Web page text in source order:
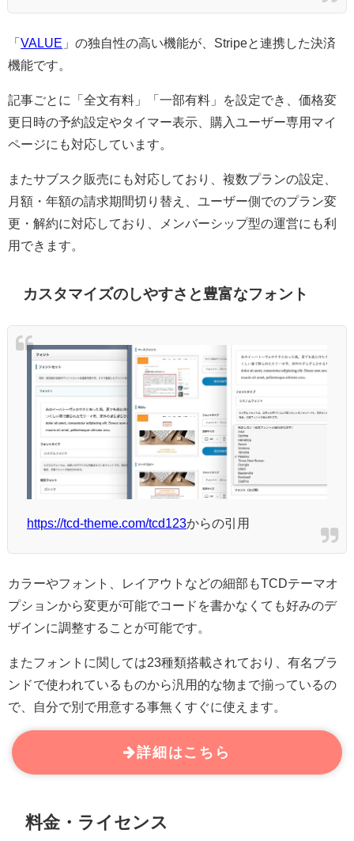
「 VALUE 」の独自性の高い機能が、Stripeと連携した決済
機能です。
記事ごとに「全文有料」「一部有料」を設定でき、価格変
更日時の予約設定やタイマー表示、購入ユーザー専用マイ
ページにも対応しています。
またサブスク販売にも対応しており、複数プランの設定、
月額・年額の請求期間切り替え、ユーザー側でのプラン変
更・解約に対応しており、メンバーシップ型の運営にも利
用できます。
カスタマイズのしやすさと豊富なフォント
https://tcd-theme.com/tcd123からの引用
カラーやフォント、レイアウトなどの細部もTCDテーマオ
プションから変更が可能でコードを書かなくても好みのデ
ザインに調整することが可能です。
またフォントに関しては23種類搭載されており、有名ブラ
ンドで使われているものから汎用的な物まで揃っているの
で、自分で別で用意する事無くすぐに使えます。
詳細はこちら
料金・ライセンス